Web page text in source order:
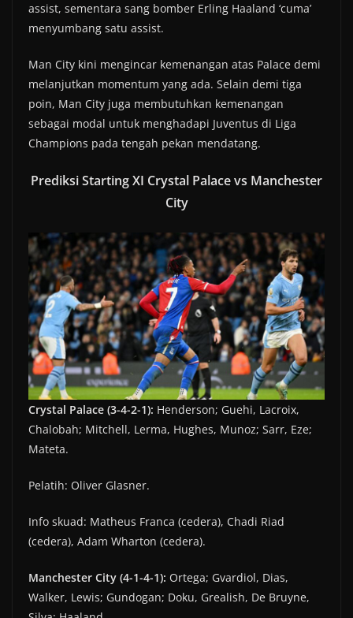
assist, sementara sang bomber Erling Haaland ‘cuma’
menyumbang satu assist.
Man City kini mengincar kemenangan atas Palace demi
melanjutkan momentum yang ada. Selain demi tiga
poin, Man City juga membutuhkan kemenangan
sebagai modal untuk menghadapi Juventus di Liga
Champions pada tengah pekan mendatang.
Prediksi Starting XI Crystal Palace vs Manchester
City
Crystal Palace (3-4-2-1): Henderson; Guehi, Lacroix,
Chalobah; Mitchell, Lerma, Hughes, Munoz; Sarr, Eze;
Mateta.
Pelatih: Oliver Glasner.
Info skuad: Matheus Franca (cedera), Chadi Riad
(cedera), Adam Wharton (cedera).
Manchester City (4-1-4-1): Ortega; Gvardiol, Dias,
Walker, Lewis; Gundogan; Doku, Grealish, De Bruyne,